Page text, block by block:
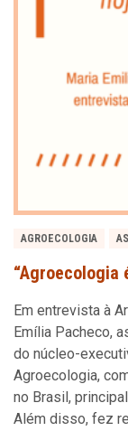
AGROECOLOGIA
“Agroecologia
Em entrevista à
Emília Pacheco,
do núcleo-
Agroecologia,
no Brasil,
Além disso, fez